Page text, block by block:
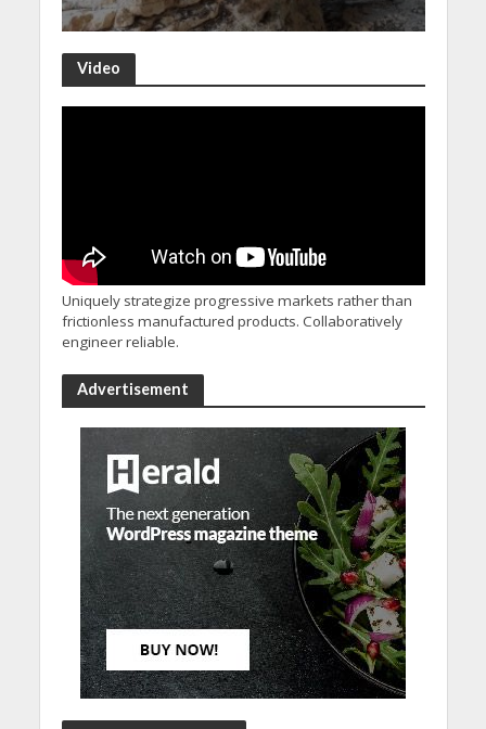
Video
Uniquely strategize progressive markets rather than
frictionless manufactured products. Collaboratively
engineer reliable.
Advertisement